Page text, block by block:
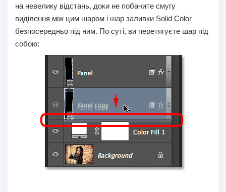
на невелику відстань, доки не побачите смугу
виділення між цим шаром і шар заливки Solid Color
безпосередньо під ним. По суті, ви перетягуєте шар під
собою: